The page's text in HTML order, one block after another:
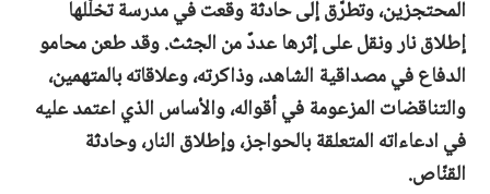
المحتجزين، وتطرّق إلى حادثة وقعت في مدرسة تخلّلها
إطلاق نار ونقل على إثرها عددٌ من الجثث. وقد طعن محامو
الدفاع في مصداقية الشاهد، وذاكرته، وعلاقاته بالمتهمين،
والتناقضات المزعومة في أقواله، والأساس الذي اعتمد عليه
في ادعاءاته المتعلقة بالحواجز، وإطلاق النار، وحادثة
القنّاص.